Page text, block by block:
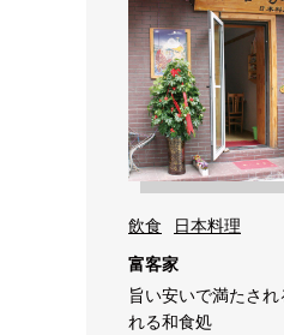
飲食
日本料理
富客家
旨い安いで満たさ
れる和食処